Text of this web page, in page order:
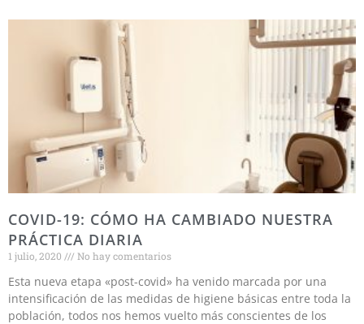
COVID-19: CÓMO HA CAMBIADO NUESTRA
PRÁCTICA DIARIA
1 julio, 2020 No hay comentarios
Esta nueva etapa «post-covid» ha venido marcada por una
intensificación de las medidas de higiene básicas entre toda la
población, todos nos hemos vuelto más conscientes de los